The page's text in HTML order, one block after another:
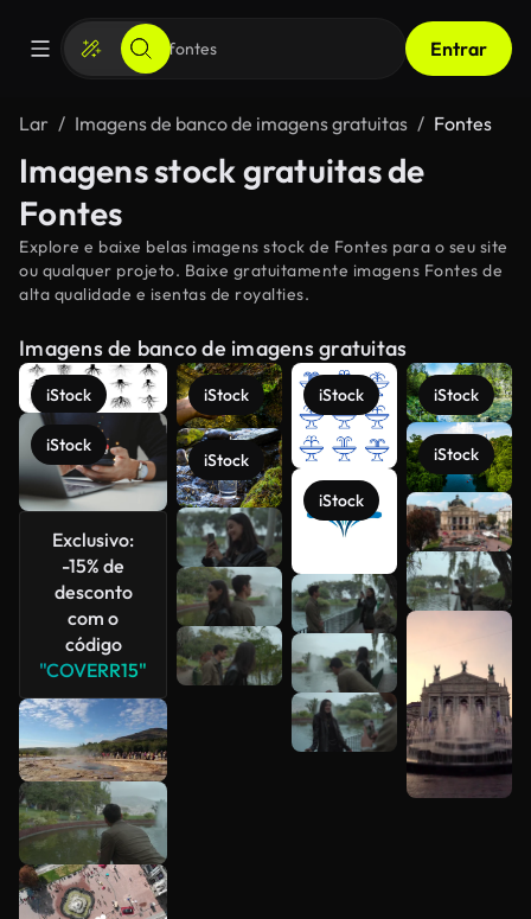
Entrar
Lar Imagens de banco de imagens gratuitas Fontes
Imagens stock gratuitas de
Fontes
Explore e baixe belas imagens stock de Fontes para o seu site
ou qualquer projeto. Baixe gratuitamente imagens Fontes de
alta qualidade e isentas de royalties.
Imagens de banco de imagens gratuitas
iStock
iStock
Exclusivo:
-15% de
desconto
com o
código
"COVERR15"
iStock
iStock
iStock
iStock
iStock
iStock
Veja mais